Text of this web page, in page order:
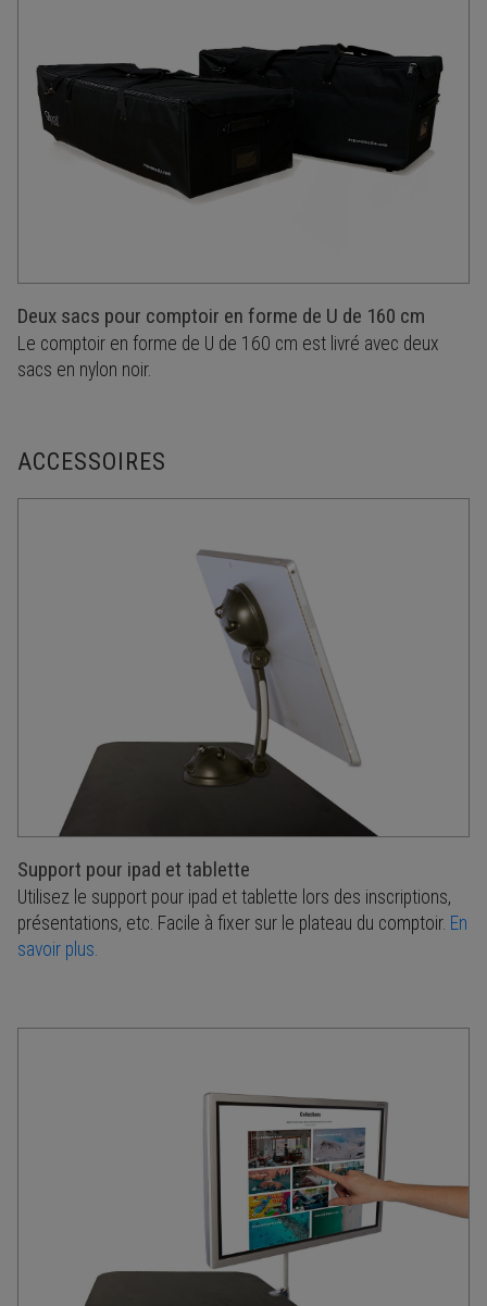
Deux sacs pour comptoir en forme de U de 160 cm
Le comptoir en forme de U de 160 cm est livré avec deux
sacs en nylon noir.
ACCESSOIRES
Support pour ipad et tablette
Utilisez le support pour ipad et tablette lors des inscriptions,
présentations, etc. Facile à fixer sur le plateau du comptoir. En
savoir plus.